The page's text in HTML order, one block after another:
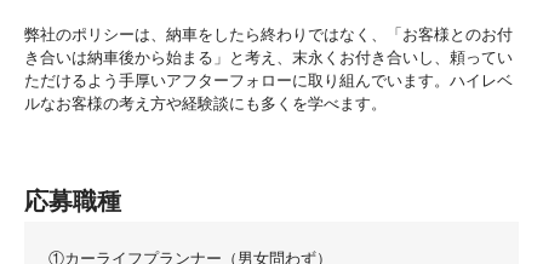
弊社のポリシーは、納車をしたら終わりではなく、「お客様とのお付
き合いは納車後から始まる」と考え、末永くお付き合いし、頼ってい
ただけるよう手厚いアフターフォローに取り組んでいます。ハイレベ
ルなお客様の考え方や経験談にも多くを学べます。
応募職種
①カーライフプランナー（男女問わず）